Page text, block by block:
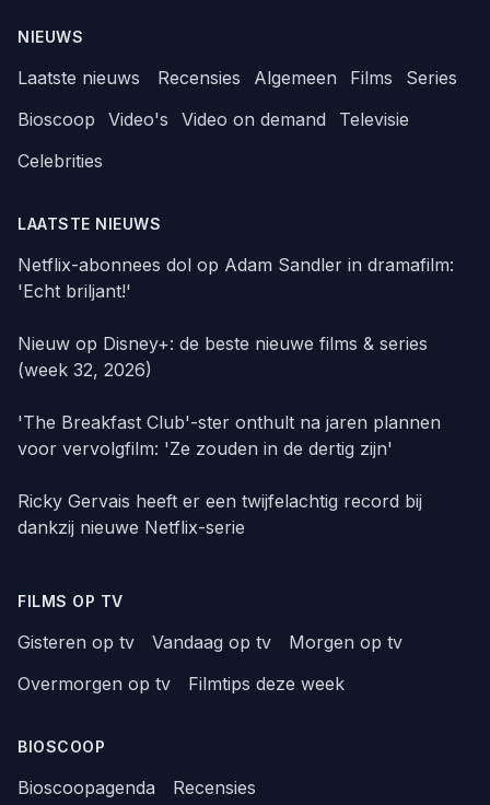
NIEUWS
Laatste nieuws Recensies Algemeen Films
Series
Bioscoop
Video's Video on demand
Televisie
Celebrities
LAATSTE NIEUWS
Netflix-abonnees dol op Adam Sandler in dramafilm:
'Echt briljant!'
Nieuw op Disney+: de beste nieuwe films & series
(week 32, 2026)
'The Breakfast Club'-ster onthult na jaren plannen
voor vervolgfilm: 'Ze zouden in de dertig zijn'
Ricky Gervais heeft er een twijfelachtig record bij
dankzij nieuwe Netflix-serie
FILMS OP TV
Gisteren op tv Vandaag op tv
Morgen op tv
Overmorgen op tv
Filmtips deze week
BIOSCOOP
Bioscoopagenda
Recensies